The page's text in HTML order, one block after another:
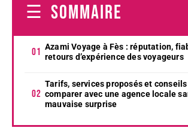
SOMMAIRE
Azami Voyage à Fès : réputation,
retours d’expérience des voyageurs
Tarifs, services proposés et
comparer avec une agence locale
mauvaise surprise